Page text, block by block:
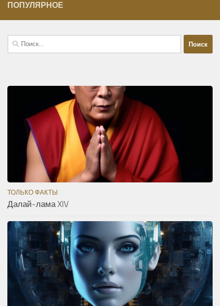
ПОПУЛЯРНОЕ
Найти:
ТОЛЬКО ФАКТЫ
Далай-лама XIV